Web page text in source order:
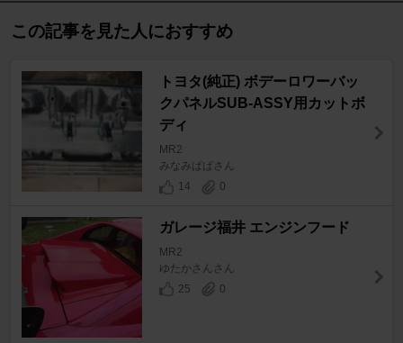
この記事を見た人におすすめ
トヨタ(純正) ボデーロワーバッ
クパネルSUB-ASSY用カットボ
ディ
MR2
みなみぱぱさん
14
0
ガレージ福井 エンジンフード
MR2
ゆたかさんさん
25
0